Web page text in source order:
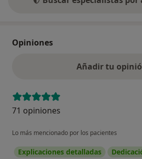
Opiniones
Añadir tu
71 opiniones
Lo más mencionado por los pacientes
Explicaciones detalladas